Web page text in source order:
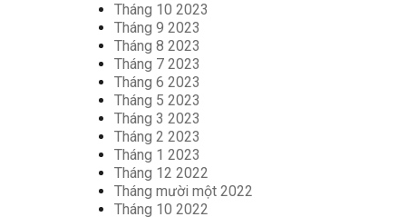
Tháng 10 2023
Tháng 9 2023
Tháng 8 2023
Tháng 7 2023
Tháng 6 2023
Tháng 5 2023
Tháng 3 2023
Tháng 2 2023
Tháng 1 2023
Tháng 12 2022
Tháng mười một 2022
Tháng 10 2022